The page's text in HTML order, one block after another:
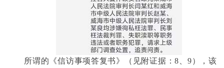
所谓的《信访事项答复书》（见附证据：8、9），该